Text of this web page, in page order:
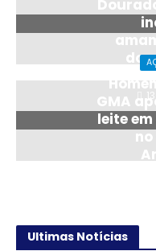
GMA
leite
Ultimas Notícias